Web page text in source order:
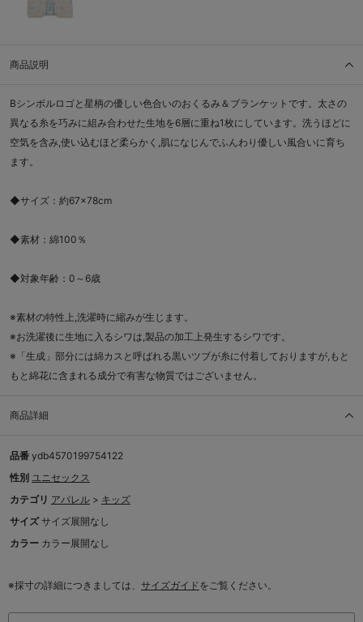
商品説明
Bシンボルロゴと星柄の優しい色合いのおくるみ＆ブランケットです。太さの
異なる糸を巧みに組み合わせた生地を6層に重ね1枚にしています。洗うほどに
空気を含み,使い込むほど柔らかく,肌になじんでふんわり優しい風合いに育ち
ます。
◆サイズ：約67×78cm
◆素材：綿100％
◆対象年齢：0～6歳
※素材の特性上,洗濯時に縮みが生じます。
※お洗濯後に生地に入るシワは,製品の加工上発生するシワです。
※「生成」部分には綿カスと呼ばれる黒いツブが糸に付着しておりますが,もと
もと綿花に含まれる成分で有害な物質ではございません。
商品詳細
品番 ydb4570199754122
性別 ユニセックス
カテゴリ アパレル > キッズ
サイズ サイズ展開なし
カラー カラー展開なし
※採寸の詳細につきましては、 サイズガイドをご覧ください。